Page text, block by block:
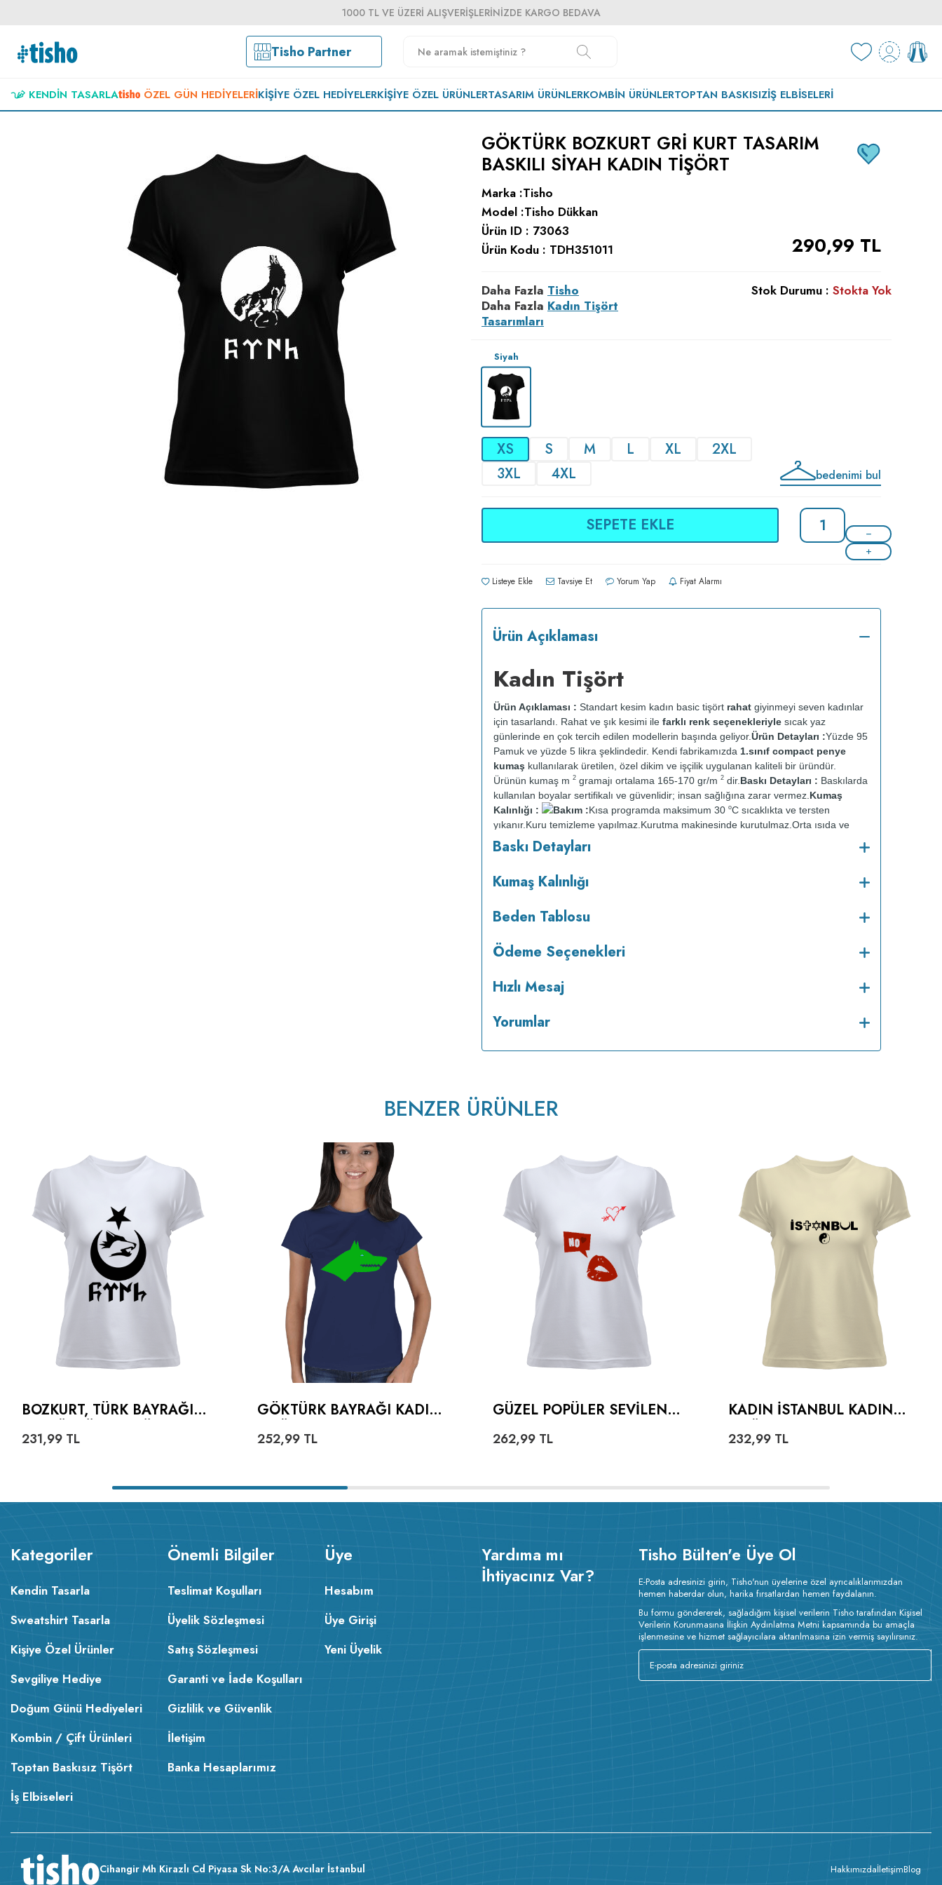
1000 TL VE ÜZERI ALIŞVERIŞLERINIZDE KARGO BEDAVA
Tisho Partner
KENDIN TASARLA ÖZEL GÜN HEDIYELERIKIŞIYE ÖZEL HEDIYELERKIŞIYE ÖZEL ÜRÜNLERTASARIM ÜRÜNLERKOMBIN ÜRÜNLERTOPTAN BASKISIZİŞ ELBISELERI
GÖKTÜRK BOZKURT GRI KURT TASARIM
BASKILI SIYAH KADIN TIŞÖRT
Marka :Tisho
Model :Tisho Dükkan
Ürün ID : 73063
Ürün Kodu : TDH351011 290,99 TL
Daha Fazla Tisho
Daha Fazla Kadın Tişört
Tasarımları
Stok Durumu : Stokta Yok
Siyah
XS S M L XL
2XL
3XL
4XL bedenimi bul
SEPETE EKLE
Listeye Ekle Tavsiye Et Yorum Yap Fiyat Alarmı
Ürün Açıklaması
Kadın Tişört
Ürün Açıklaması : Standart kesim kadın basic tişört rahat giyinmeyi seven kadınlar
için tasarlandı. Rahat ve şık kesimi ile farklı renk seçenekleriyle sıcak yaz
günlerinde en çok tercih edilen modellerin başında geliyor.Ürün Detayları :Yüzde 95
Pamuk ve yüzde 5 likra şeklindedir. Kendi fabrikamızda 1.sınıf compact penye
kumaş kullanılarak üretilen, özel dikim ve işçilik uygulanan kaliteli bir üründür.
Ürünün kumaş m 2 gramajı ortalama 165-170 gr/m 2 dir. Baskı Detayları : Baskılarda
kullanılan boyalar sertifikalı ve güvenlidir; insan sağlığına zarar vermez. Kumaş
Kalınlığı :
Bakım :Kısa programda maksimum 30 oC sıcaklıkta ve tersten
yıkanır. Kuru temizleme yapılmaz. Kurutma makinesinde kurutulmaz. Orta ısıda ve
tersten ütülenir.
Baskı Detayları
Kumaş Kalınlığı
Beden Tablosu
Ödeme Seçenekleri
Hızlı Mesaj
Yorumlar
BENZER ÜRÜNLER
BOZKURT, TÜRK BAYRAĞI
YAZILI KADIN TIŞÖRT
231,99 TL
GÖKTÜRK BAYRAĞI KADIN
252,99 TL
GÜZEL POPÜLER SEVILEN
TIŞÖRT
262,99 TL
KADIN İSTANBUL KADIN
232,99 TL
Kategoriler
Kendin Tasarla
Sweatshirt Tasarla
Kişiye Özel Ürünler
Sevgiliye Hediye
Doğum Günü Hediyeleri
Kombin / Çift Ürünleri
Toptan Baskısız Tişört
İş Elbiseleri
Önemli Bilgiler
Teslimat Koşulları
Üyelik Sözleşmesi
Satış Sözleşmesi
Garanti ve İade Koşulları
Gizlilik ve Güvenlik
İletişim
Banka Hesaplarımız
Üye
Hesabım
Üye Girişi
Yeni Üyelik
Yardıma mı
İhtiyacınız Var?
Tisho Bülten'e Üye Ol
E-Posta adresinizi girin, Tisho'nun üyelerine özel ayrıcalıklarımızdan
hemen haberdar olun, harika fırsatlardan hemen faydalanın.
Bu formu göndererek, sağladığım kişisel verilerin Tisho tarafından Kişisel
Verilerin Korunmasına İlişkin Aydınlatma Metni kapsamında bu amaçla
işlenmesine ve hizmet sağlayıcılara aktarılmasına izin vermiş sayılırsınız.
Cihangir Mh Kirazlı Cd Piyasa Sk No:3/A Avcılar İstanbul HakkımızdaİletişimBlog